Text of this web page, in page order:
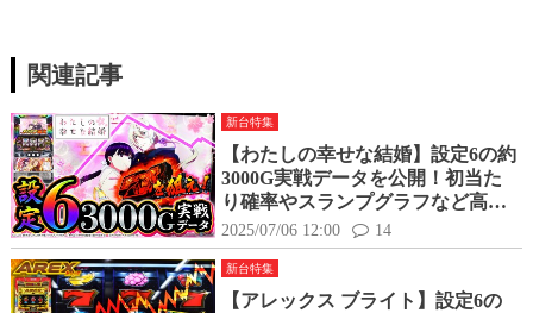
関連記事
新台特集
【わたしの幸せな結婚】設定6の約
3000G実戦データを公開！初当た
り確率やスランプグラフなど高設
定の挙動はどんな感じ？
2025/07/06 12:00 14
新台特集
【アレックス ブライト】設定6の